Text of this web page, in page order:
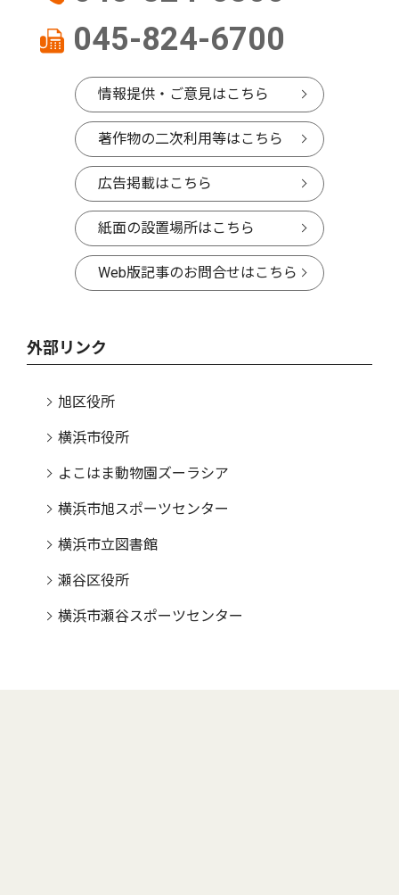
045-824-6700
情報提供・ご意見はこちら
著作物の二次利用等はこちら
広告掲載はこちら
紙面の設置場所はこちら
Web版記事のお問合せはこちら
外部リンク
旭区役所
横浜市役所
よこはま動物園ズーラシア
横浜市旭スポーツセンター
横浜市立図書館
瀬谷区役所
横浜市瀬谷スポーツセンター